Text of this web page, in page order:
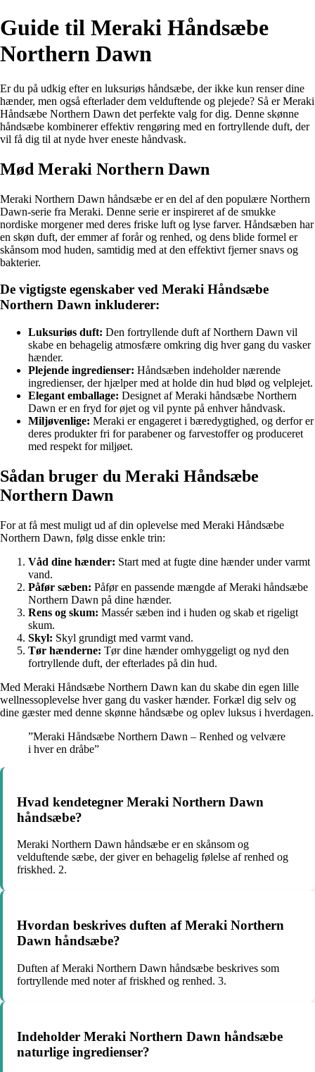
Guide til Meraki Håndsæbe
Northern Dawn
Er du på udkig efter en luksuriøs håndsæbe, der ikke kun renser dine
hænder, men også efterlader dem velduftende og plejede? Så er Meraki
Håndsæbe Northern Dawn det perfekte valg for dig. Denne skønne
håndsæbe kombinerer effektiv rengøring med en fortryllende duft, der
vil få dig til at nyde hver eneste håndvask.
Mød Meraki Northern Dawn
Meraki Northern Dawn håndsæbe er en del af den populære Northern
Dawn-serie fra Meraki. Denne serie er inspireret af de smukke
nordiske morgener med deres friske luft og lyse farver. Håndsæben har
en skøn duft, der emmer af forår og renhed, og dens blide formel er
skånsom mod huden, samtidig med at den effektivt fjerner snavs og
bakterier.
De vigtigste egenskaber ved Meraki Håndsæbe
Northern Dawn inkluderer:
Luksuriøs duft: Den fortryllende duft af Northern Dawn vil
skabe en behagelig atmosfære omkring dig hver gang du vasker
hænder.
Plejende ingredienser: Håndsæben indeholder nærende
ingredienser, der hjælper med at holde din hud blød og velplejet.
Elegant emballage: Designet af Meraki håndsæbe Northern
Dawn er en fryd for øjet og vil pynte på enhver håndvask.
Miljøvenlige: Meraki er engageret i bæredygtighed, og derfor er
deres produkter fri for parabener og farvestoffer og produceret
med respekt for miljøet.
Sådan bruger du Meraki Håndsæbe
Northern Dawn
For at få mest muligt ud af din oplevelse med Meraki Håndsæbe
Northern Dawn, følg disse enkle trin:
Våd dine hænder: Start med at fugte dine hænder under varmt
vand.
Påfør sæben: Påfør en passende mængde af Meraki håndsæbe
Northern Dawn på dine hænder.
Rens og skum: Massér sæben ind i huden og skab et rigeligt
skum.
Skyl: Skyl grundigt med varmt vand.
Tør hænderne: Tør dine hænder omhyggeligt og nyd den
fortryllende duft, der efterlades på din hud.
Med Meraki Håndsæbe Northern Dawn kan du skabe din egen lille
wellnessoplevelse hver gang du vasker hænder. Forkæl dig selv og
dine gæster med denne skønne håndsæbe og oplev luksus i hverdagen.
”Meraki Håndsæbe Northern Dawn – Renhed og velvære
i hver en dråbe”
Hvad kendetegner Meraki Northern Dawn
håndsæbe?
Meraki Northern Dawn håndsæbe er en skånsom og
velduftende sæbe, der giver en behagelig følelse af renhed og
friskhed. 2.
Hvordan beskrives duften af Meraki Northern
Dawn håndsæbe?
Duften af Meraki Northern Dawn håndsæbe beskrives som
fortryllende med noter af friskhed og renhed. 3.
Indeholder Meraki Northern Dawn håndsæbe
naturlige ingredienser?